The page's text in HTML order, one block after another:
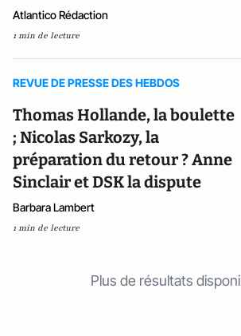
Atlantico Rédaction
1 min de lecture
REVUE DE PRESSE DES HEBDOS
Thomas Hollande, la boulette
; Nicolas Sarkozy, la
préparation du retour ? Anne
Sinclair et DSK la dispute
Barbara Lambert
1 min de lecture
Plus de résultats